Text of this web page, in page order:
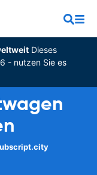
Dieses
- nutzen Sie es